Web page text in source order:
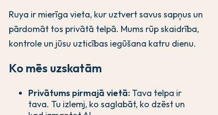
Ruya ir mierīga vieta, kur uztvert savus sapņus un
pārdomāt tos privātā telpā. Mums rūp skaidrība,
kontrole un jūsu uzticības iegūšana katru dienu.
Ko mēs uzskatām
Privātums pirmajā vietā: Tava telpa ir
tava. Tu izlemj, ko saglabāt, ko dzēst un